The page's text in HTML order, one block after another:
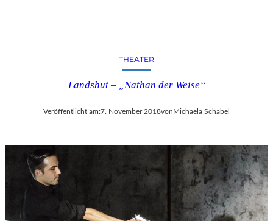
THEATER
Landshut – „Nathan der Weise“
Veröffentlicht am:7. November 2018von Michaela Schabel